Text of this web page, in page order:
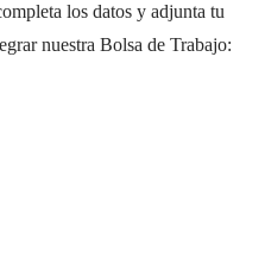
los datos y adjunta tu
nuestra Bolsa de Trabajo: